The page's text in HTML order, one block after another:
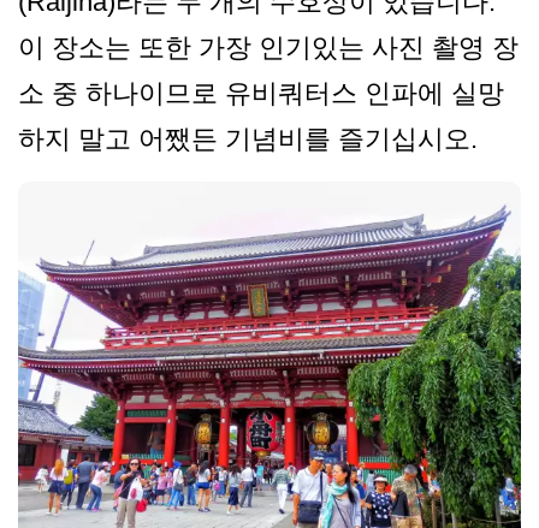
이 장소는 또한 가장 인기있는 사진 촬영 장
소 중 하나이므로 유비쿼터스 인파에 실망
하지 말고 어쨌든 기념비를 즐기십시오.